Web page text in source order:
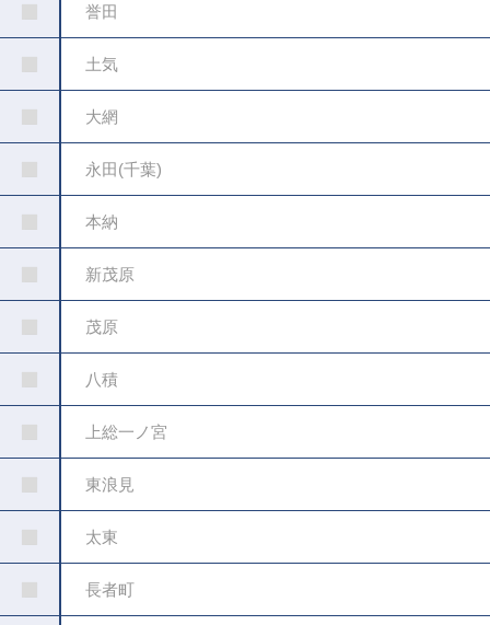
誉田
土気
大網
永田(千葉)
本納
新茂原
茂原
八積
上総一ノ宮
東浪見
太東
長者町